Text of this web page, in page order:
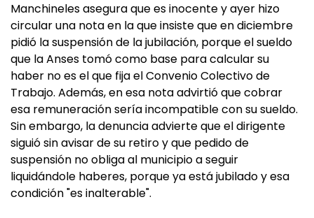
Manchineles asegura que es inocente y ayer hizo
circular una nota en la que insiste que en diciembre
pidió la suspensión de la jubilación, porque el sueldo
que la Anses tomó como base para calcular su
haber no es el que fija el Convenio Colectivo de
Trabajo. Además, en esa nota advirtió que cobrar
esa remuneración sería incompatible con su sueldo.
Sin embargo, la denuncia advierte que el dirigente
siguió sin avisar de su retiro y que pedido de
suspensión no obliga al municipio a seguir
liquidándole haberes, porque ya está jubilado y esa
condición "es inalterable".